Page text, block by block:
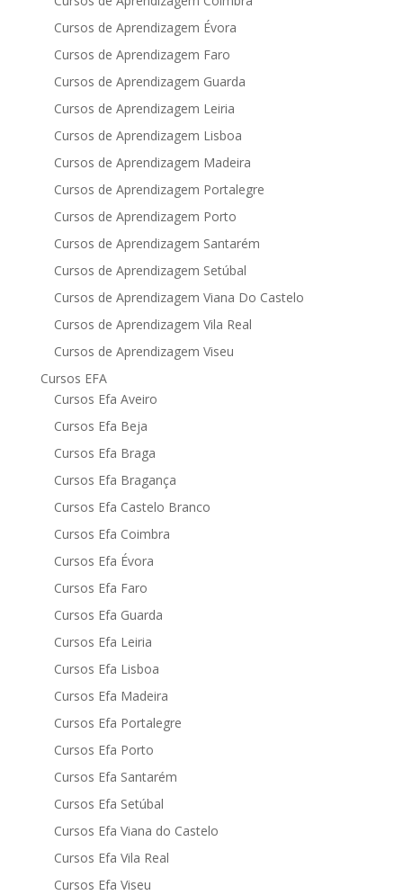
Cursos de Aprendizagem Évora
Cursos de Aprendizagem Faro
Cursos de Aprendizagem Guarda
Cursos de Aprendizagem Leiria
Cursos de Aprendizagem Lisboa
Cursos de Aprendizagem Madeira
Cursos de Aprendizagem Portalegre
Cursos de Aprendizagem Porto
Cursos de Aprendizagem Santarém
Cursos de Aprendizagem Setúbal
Cursos de Aprendizagem Viana Do Castelo
Cursos de Aprendizagem Vila Real
Cursos de Aprendizagem Viseu
Cursos EFA
Cursos Efa Aveiro
Cursos Efa Beja
Cursos Efa Braga
Cursos Efa Bragança
Cursos Efa Castelo Branco
Cursos Efa Coimbra
Cursos Efa Évora
Cursos Efa Faro
Cursos Efa Guarda
Cursos Efa Leiria
Cursos Efa Lisboa
Cursos Efa Madeira
Cursos Efa Portalegre
Cursos Efa Porto
Cursos Efa Santarém
Cursos Efa Setúbal
Cursos Efa Viana do Castelo
Cursos Efa Vila Real
Cursos Efa Viseu